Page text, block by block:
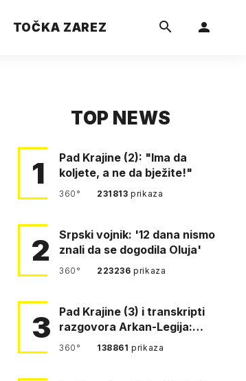
TOČKA ZAREZ
TOP NEWS
1
Pad Krajine (2): "Ima da
koljete, a ne da bježite!"
360° 231813prikaza
2
Srpski vojnik: '12 dana nismo
znali da se dogodila Oluja'
360° 223236prikaza
3
Pad Krajine (3) i transkripti
razgovora Arkan-Legija:
'Čujem, prelazite ustašam…
360° 138861prikaza